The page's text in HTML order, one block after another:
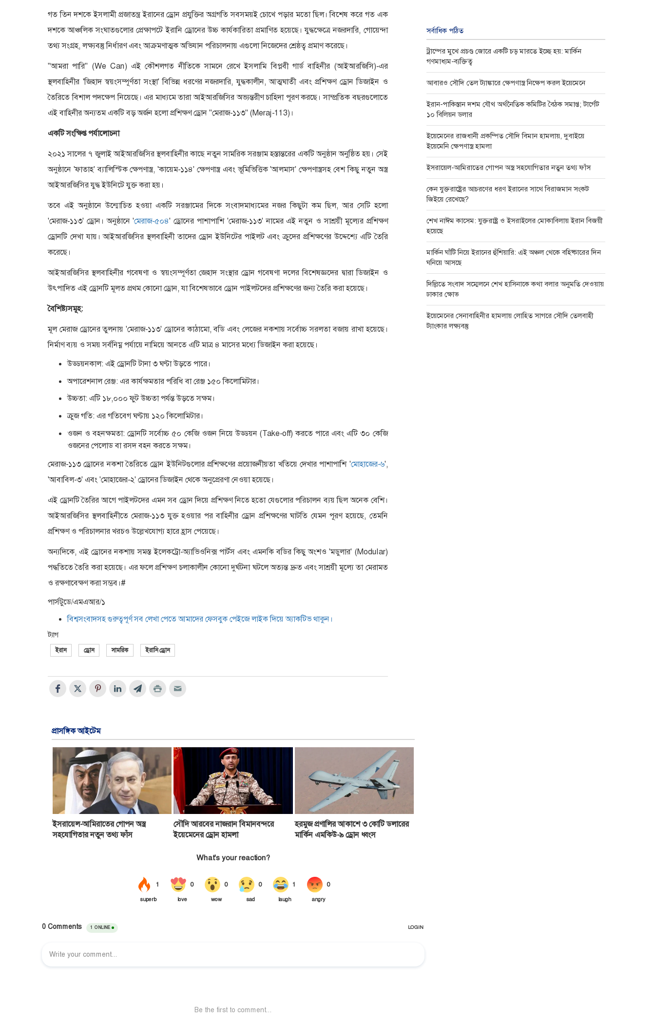
গত তিন দশকে ইসলামী প্রজাতন্ত্র ইরানের ড্রোন প্রযুক্তির অগ্রগতি সবসময়ই চোখে পড়ার মতো ছিল। বিশেষ করে গত এক
দশকে আঞ্চলিক সংঘাতগুলোর প্রেক্ষাপটে ইরানি ড্রোনের উচ্চ কার্যকারিতা প্রমাণিত হয়েছে। যুদ্ধক্ষেত্রে নজরদারি, গোয়েন্দা
তথ্য সংগ্রহ, লক্ষ্যবস্তু নির্ধারণ এবং আক্রমণাত্মক অভিযান পরিচালনায় এগুলো নিজেদের শ্রেষ্ঠত্ব প্রমাণ করেছে।
"আমরা পারি" (We Can) এই কৌশলগত নীতিকে সামনে রেখে ইসলামি বিপ্লবী গার্ড বাহিনীর (আইআরজিসি)-এর
স্থলবাহিনীর 'জিহাদ স্বয়ংসম্পূর্ণতা সংস্থা' বিভিন্ন ধরণের নজরদারি, যুদ্ধকালীন, আত্মঘাতী এবং প্রশিক্ষণ ড্রোন ডিজাইন ও
তৈরিতে বিশাল পদক্ষেপ নিয়েছে। এর মাধ্যমে তারা আইআরজিসির অভ্যন্তরীণ চাহিদা পূরণ করছে। সাম্প্রতিক বছরগুলোতে
এই বাহিনীর অন্যতম একটি বড় অর্জন হলো প্রশিক্ষণ ড্রোন "মেরাজ-১১৩" (Meraj-113)।
একটি সংক্ষিপ্ত পর্যালোচনা
২০২১ সালের ৭ জুলাই আইআরজিসির স্থলবাহিনীর কাছে নতুন সামরিক সরঞ্জাম হস্তান্তরের একটি অনুষ্ঠান অনুষ্ঠিত হয়। সেই
অনুষ্ঠানে 'ফাতাহ' ব্যালিস্টিক ক্ষেপণাস্ত্র, 'কায়েম-১১৪' ক্ষেপণাস্ত্র এবং ভূমিভিত্তিক 'আলমাস' ক্ষেপণাস্ত্রসহ বেশ কিছু নতুন অস্ত্র
আইআরজিসির যুদ্ধ ইউনিটে যুক্ত করা হয়।
তবে এই অনুষ্ঠানে উন্মোচিত হওয়া একটি সরঞ্জামের দিকে সংবাদমাধ্যমের নজর কিছুটা কম ছিল, আর সেটি হলো
'মেরাজ-১১৩' ড্রোন। অনুষ্ঠানে 'মেরাজ-৫০৪' ড্রোনের পাশাপাশি 'মেরাজ-১১৩' নামের এই নতুন ও সাশ্রয়ী মূল্যের প্রশিক্ষণ
ড্রোনটি দেখা যায়। আইআরজিসির স্থলবাহিনী তাদের ড্রোন ইউনিটের পাইলট এবং ক্রুদের প্রশিক্ষণের উদ্দেশ্যে এটি তৈরি
করেছে।
আইআরজিসির স্থলবাহিনীর গবেষণা ও স্বয়ংসম্পূর্ণতা জেহাদ সংস্থার ড্রোন গবেষণা দলের বিশেষজ্ঞদের দ্বারা ডিজাইন ও
উৎপাদিত এই ড্রোনটি মূলত প্রথম কোনো ড্রোন, যা বিশেষভাবে ড্রোন পাইলটদের প্রশিক্ষণের জন্য তৈরি করা হয়েছে।
বৈশিষ্ট্যসমূহ:
মূল মেরাজ ড্রোনের তুলনায় 'মেরাজ-১১৩' ড্রোনের কাঠামো, বডি এবং লেজের নকশায় সর্বোচ্চ সরলতা বজায় রাখা হয়েছে।
নির্মাণ ব্যয় ও সময় সর্বনিম্ন পর্যায়ে নামিয়ে আনতে এটি মাত্র ৪ মাসের মধ্যে ডিজাইন করা হয়েছে।
উড্ডয়নকাল: এই ড্রোনটি টানা ৩ ঘণ্টা উড়তে পারে।
অপারেশনাল রেঞ্জ: এর কার্যক্ষমতার পরিধি বা রেঞ্জ ১৫০ কিলোমিটার।
উচ্চতা: এটি ১৮,০০০ ফুট উচ্চতা পর্যন্ত উড়তে সক্ষম।
ক্রুজ গতি: এর গতিবেগ ঘণ্টায় ১২০ কিলোমিটার।
ওজন ও বহনক্ষমতা: ড্রোনটি সর্বোচ্চ ৫০ কেজি ওজন নিয়ে উড্ডয়ন (Take-off) করতে পারে এবং এটি ৩০ কেজি
ওজনের পেলোড বা রসদ বহন করতে সক্ষম।
মেরাজ-১১৩ ড্রোনের নকশা তৈরিতে ড্রোন ইউনিটগুলোর প্রশিক্ষণের প্রয়োজনীয়তা খতিয়ে দেখার পাশাপাশি 'মোহাজের-৬',
'আবাবিল-৩' এবং 'মোহাজের-২' ড্রোনের ডিজাইন থেকে অনুপ্রেরণা নেওয়া হয়েছে।
এই ড্রোনটি তৈরির আগে পাইলটদের এমন সব ড্রোন দিয়ে প্রশিক্ষণ নিতে হতো যেগুলোর পরিচালন ব্যয় ছিল অনেক বেশি।
আইআরজিসির স্থলবাহিনীতে মেরাজ-১১৩ যুক্ত হওয়ার পর বাহিনীর ড্রোন প্রশিক্ষণের ঘাটতি যেমন পূরণ হয়েছে, তেমনি
প্রশিক্ষণ ও পরিচালনার খরচও উল্লেখযোগ্য হারে হ্রাস পেয়েছে।
অন্যদিকে, এই ড্রোনের নকশায় সমস্ত ইলেকট্রো-অ্যাভিওনিক্স পার্টস এবং এমনকি বডির কিছু অংশও 'মডুলার' (Modular)
পদ্ধতিতে তৈরি করা হয়েছে। এর ফলে প্রশিক্ষণ চলাকালীন কোনো দুর্ঘটনা ঘটলে অত্যন্ত দ্রুত এবং সাশ্রয়ী মূল্যে তা মেরামত
ও রক্ষণাবেক্ষণ করা সম্ভব।#
পার্সটুডে/এমএআর/১
বিশ্বসংবাদসহ গুরুত্বপূর্ণ সব লেখা পেতে আমাদের ফেসবুক পেইজে লাইক দিয়ে অ্যাকটিভ থাকুন।
ট্যাগ
ইরান ড্রোন সামরিক ইরানি ড্রোন
প্রাসঙ্গিক আইটেম
ইসরায়েল-আমিরাতের গোপন অস্ত্র
সহযোগিতার নতুন তথ্য ফাঁস
সৌদি আরবের নাজরান বিমানবন্দরে
ইয়েমেনের ড্রোন হামলা
হরমুজ প্রণালির আকাশে ৩ কোটি ডলারের
মার্কিন এমকিউ-৯ ড্রোন ধ্বংস
সর্বাধিক পঠিত
ট্রাম্পের মুখে প্রচণ্ড জোরে একটি চড় মারতে ইচ্ছে হয়: মার্কিন
গণমাধ্যম-ব্যক্তিত্ব
আবারও সৌদি তেল ট্যাঙ্কারে ক্ষেপণাস্ত্র নিক্ষেপ করল ইয়েমেনে
ইরান-পাকিস্তান দশম যৌথ অর্থনৈতিক কমিটির বৈঠক সমাপ্ত; টার্গেট
১০ বিলিয়ন ডলার
ইয়েমেনের রাজধানী প্রকম্পিত সৌদি বিমান হামলায়, দুবাইয়ে
ইয়েমেনি ক্ষেপণাস্ত্র হামলা
ইসরায়েল-আমিরাতের গোপন অস্ত্র সহযোগিতার নতুন তথ্য ফাঁস
কেন যুক্তরাষ্ট্রের আচরণের ধরণ ইরানের সাথে বিরাজমান সংকট
জিইয়ে রেখেছে?
শেখ নাঈম কাসেম: যুক্তরাষ্ট্র ও ইসরাইলের মোকাবিলায় ইরান বিজয়ী
হয়েছে
মার্কিন ঘাঁটি নিয়ে ইরানের হুঁশিয়ারি: এই অঞ্চল থেকে বহিষ্কারের দিন
ঘনিয়ে আসছে
দিল্লিতে সংবাদ সম্মেলনে শেখ হাসিনাকে কথা বলার অনুমতি দেওয়ায়
ঢাকার ক্ষোভ
ইয়েমেনের সেনাবাহিনীর হামলায় লোহিত সাগরে সৌদি তেলবাহী
ট্যাংকার লক্ষ্যবস্তু